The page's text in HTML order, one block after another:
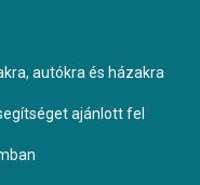
autókra és házakra
ajánlott fel